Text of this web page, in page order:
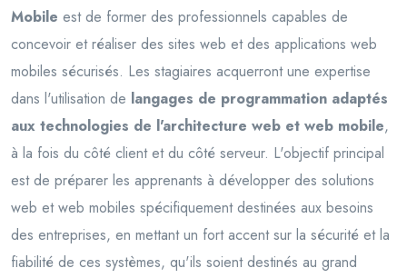
Mobile est de former des professionnels capables de
concevoir et réaliser des sites web et des applications web
mobiles sécurisés. Les stagiaires acquerront une expertise
dans l'utilisation de langages de programmation adaptés
aux technologies de l'architecture web et web mobile,
à la fois du côté client et du côté serveur. L'objectif principal
est de préparer les apprenants à développer des solutions
web et web mobiles spécifiquement destinées aux besoins
des entreprises, en mettant un fort accent sur la sécurité et la
fiabilité de ces systèmes, qu'ils soient destinés au grand